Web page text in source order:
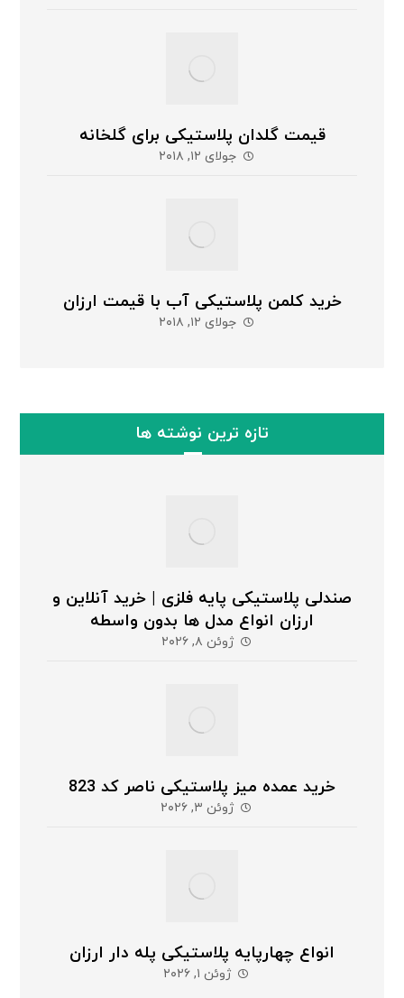
قیمت گلدان پلاستیکی برای گلخانه
جولای ۱۲, ۲۰۱۸
خرید کلمن پلاستیکی آب با قیمت ارزان
جولای ۱۲, ۲۰۱۸
تازه ترین نوشته ها
صندلی پلاستیکی پایه فلزی | خرید آنلاین و
ارزان انواع مدل ها بدون واسطه
ژوئن ۸, ۲۰۲۶
خرید عمده میز پلاستیکی ناصر کد 823
ژوئن ۳, ۲۰۲۶
انواع چهارپایه پلاستیکی پله دار ارزان
ژوئن ۱, ۲۰۲۶